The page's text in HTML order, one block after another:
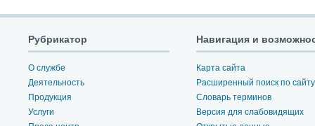
Рубрикатор
О службе
Деятельность
Продукция
Услуги
Навигация и
Карта сайта
Расширенный поиск по сайту
Словарь терминов
Версия для слабовидящих